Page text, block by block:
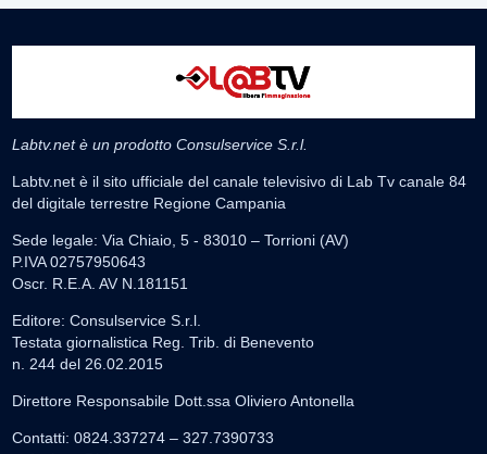
Labtv.net è un prodotto Consulservice S.r.l.
Labtv.net è il sito ufficiale del canale televisivo di Lab Tv canale 84
del digitale terrestre Regione Campania
Sede legale: Via Chiaio, 5 - 83010 – Torrioni (AV)
P.IVA 02757950643
Oscr. R.E.A. AV N.181151
Editore: Consulservice S.r.l.
Testata giornalistica Reg. Trib. di Benevento
n. 244 del 26.02.2015
Direttore Responsabile Dott.ssa Oliviero Antonella
Contatti: 0824.337274 – 327.7390733